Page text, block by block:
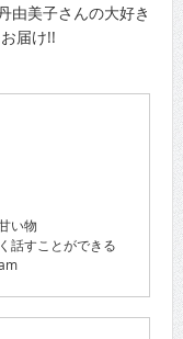
由美子さんの大好き
届け!!
い物
話すことができる